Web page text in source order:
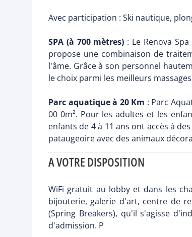
Avec participation : Ski nautique,
SPA (à 700 mètres) : Le Renova
propose une combinaison de
l'âme. Grâce à son personnel
le choix parmi les meilleurs
Parc aquatique à 20 Km : Parc
00 0m². Pour les adultes et les
enfants de 4 à 11 ans ont accès à
pataugeoire avec des animaux
A VOTRE DISPOSITION
WiFi gratuit au lobby et dans les
bijouterie, galerie d'art, centre de
(Spring Breakers), qu'il s'agisse
d'admission. P